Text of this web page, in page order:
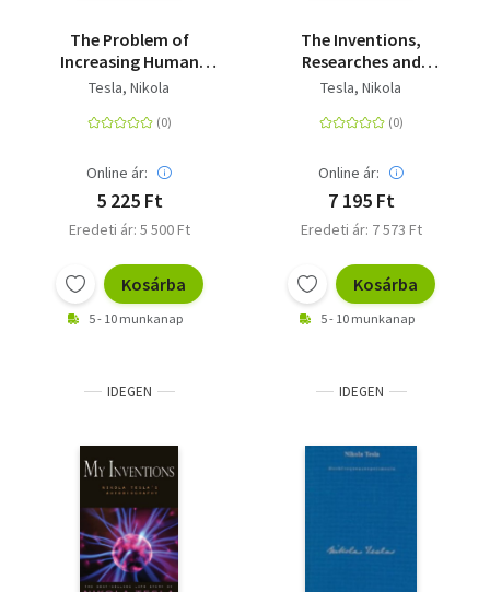
The Problem of
Increasing Human
Energy
Tesla, Nikola
Online ár:
5 225 Ft
Eredeti ár: 5 500 Ft
Kosárba
5 - 10 munkanap
The Inventions,
Researches and
Writings of Nikola
Tesla, Nikola
Online ár:
7 195 Ft
Eredeti ár: 7 573 Ft
Kosárba
5 - 10 munkanap
IDEGEN IDEGEN